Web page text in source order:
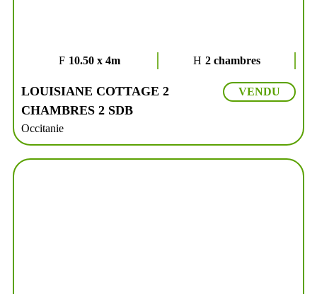
10.50 x 4m 2 chambres
LOUISIANE COTTAGE 2
CHAMBRES 2 SDB
Occitanie
VENDU